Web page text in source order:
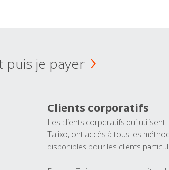
puis je payer
Clients corporatifs
Les clients corporatifs qui utilisent
Talixo, ont accès à tous les
disponibles pour les clients